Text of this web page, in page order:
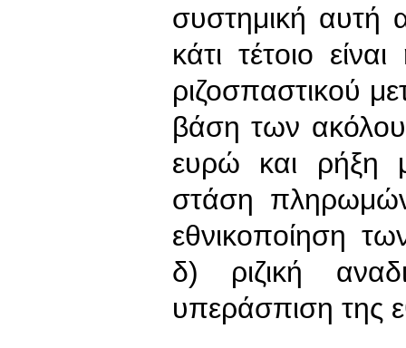
συστημική αυτή
κάτι τέτοιο
ριζοσπαστικού
βάση των
ευρώ και ρήξη
στάση
εθνικοποίηση
δ) ριζική
υπεράσπιση της